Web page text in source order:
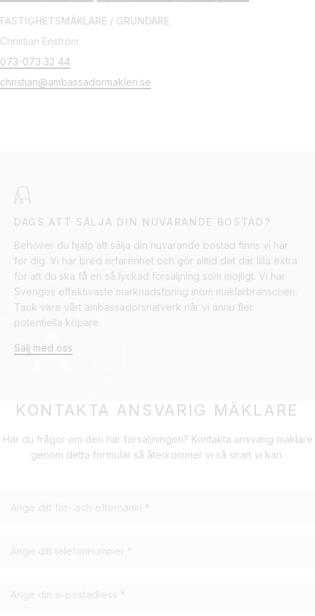
FASTIGHETSMÄKLARE / GRUNDARE
Christian Enström
073-073 32 44
christian@ambassadormakleri.se
DAGS ATT SÄLJA DIN NUVARANDE BOSTAD?
Behöver du hjälp att sälja din nuvarande bostad finns vi här
för dig. Vi har bred erfarenhet och gör alltid det där lilla extra
för att du ska få en så lyckad försäljning som möjligt. Vi har
Sveriges effektivaste marknadsföring inom mäklarbranschen.
Tack vare vårt ambassadörsnätverk når vi ännu fler
potentiella köpare.
Sälj med oss
KONTAKTA ANSVARIG MÄKLARE
Har du frågor om den här försäljningen? Kontakta ansvarig mäklare
genom detta formulär så återkommer vi så snart vi kan.